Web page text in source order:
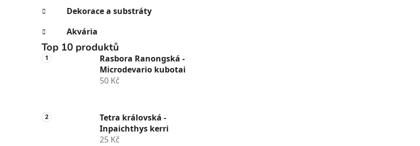
e
l
Dekorace a substráty
Akvária
Top 10 produktů
Rasbora Ranongská -
Microdevario kubotai
50 Kč
Tetra královská -
Inpaichthys kerri
25 Kč